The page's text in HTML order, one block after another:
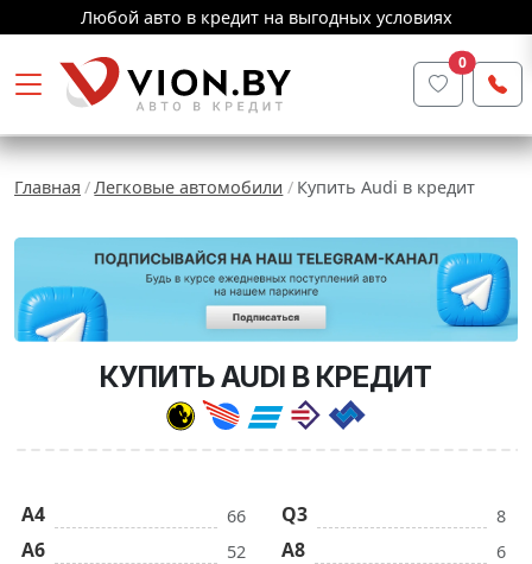
Любой авто в кредит на выгодных условиях
0
Главная Легковые автомобили Купить Audi в кредит
КУПИТЬ AUDI В КРЕДИТ
A4 66
A6 52
Q3 8
A8 6